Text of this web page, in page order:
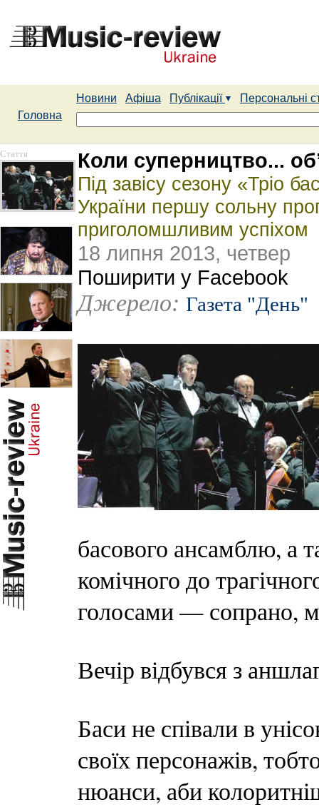
Новини Афіша Публікації
Персональні
Головна
Стаття Коли суперництво...
Під завісу сезону «Тріо
України першу сольну
приголомшливим успіхом
18 липня 2013, четвер
Поширити у Facebook
Джерело: Газета "День"
басового ансамблю, а
комічного до
голосами — сопрано,
Вечір відбувся з
Баси не співали в
своїх персонажів,
нюанси, аби